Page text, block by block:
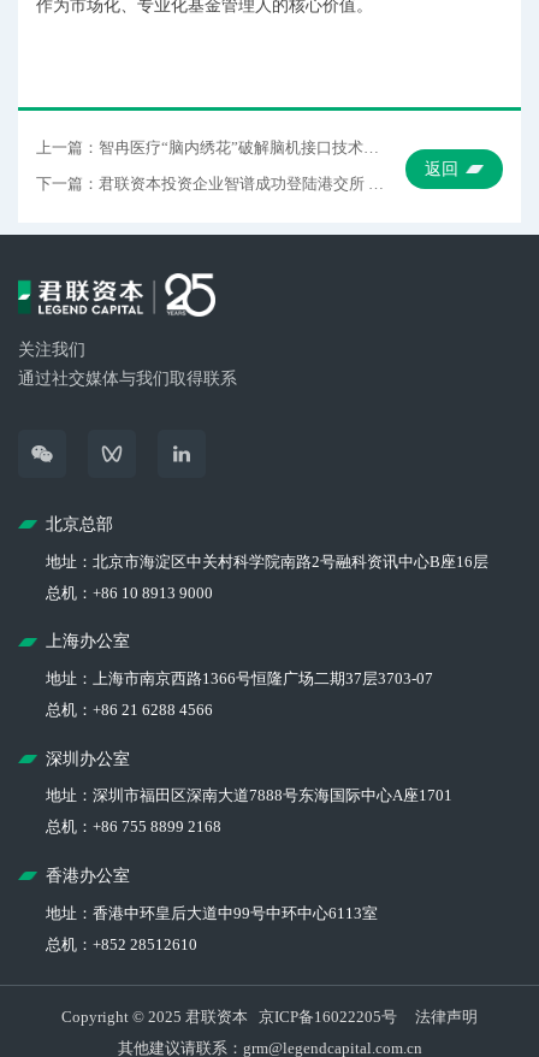
作为市场化、专业化基金管理人的核心价值。
返回
上一篇：智冉医疗“脑内绣花”破解脑机接口技术难题丨走近新质生产力
下一篇：君联资本投资企业智谱成功登陆港交所 开创中国通用人工智能发展新纪元
关注我们
通过社交媒体与我们取得联系
北京总部
地址：北京市海淀区中关村科学院南路2号融科资讯中心B座16层
总机：+86 10 8913 9000
上海办公室
地址：上海市南京西路1366号恒隆广场二期37层3703-07
总机：+86 21 6288 4566
深圳办公室
地址：深圳市福田区深南大道7888号东海国际中心A座1701
总机：+86 755 8899 2168
香港办公室
地址：香港中环皇后大道中99号中环中心6113室
总机：+852 28512610
Copyright © 2025 君联资本 京ICP备16022205号
法律声明
其他建议请联系：grm@legendcapital.com.cn